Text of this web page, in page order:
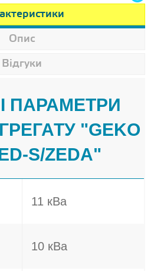
Опис
Відгуки
ПАРАМЕТРИ
"GEKO
S/ZEDA"
11 кВа
10 кВа